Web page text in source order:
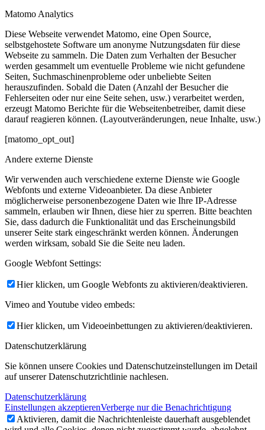
Matomo Analytics
Diese Webseite verwendet Matomo, eine Open Source,
selbstgehostete Software um anonyme Nutzungsdaten für diese
Webseite zu sammeln. Die Daten zum Verhalten der Besucher
werden gesammelt um eventuelle Probleme wie nicht gefundene
Seiten, Suchmaschinenprobleme oder unbeliebte Seiten
herauszufinden. Sobald die Daten (Anzahl der Besucher die
Fehlerseiten oder nur eine Seite sehen, usw.) verarbeitet werden,
erzeugt Matomo Berichte für die Webseitenbetreiber, damit diese
darauf reagieren können. (Layoutveränderungen, neue Inhalte, usw.)
[matomo_opt_out]
Andere externe Dienste
Wir verwenden auch verschiedene externe Dienste wie Google
Webfonts und externe Videoanbieter. Da diese Anbieter
möglicherweise personenbezogene Daten wie Ihre IP-Adresse
sammeln, erlauben wir Ihnen, diese hier zu sperren. Bitte beachten
Sie, dass dadurch die Funktionalität und das Erscheinungsbild
unserer Seite stark eingeschränkt werden können. Änderungen
werden wirksam, sobald Sie die Seite neu laden.
Google Webfont Settings:
Hier klicken, um Google Webfonts zu aktivieren/deaktivieren.
Vimeo and Youtube video embeds:
Hier klicken, um Videoeinbettungen zu aktivieren/deaktivieren.
Datenschutzerklärung
Sie können unsere Cookies und Datenschutzeinstellungen im Detail
auf unserer Datenschutzrichtlinie nachlesen.
Datenschutzerklärung
Einstellungen akzeptierenVerberge nur die Benachrichtigung
Aktivieren, damit die Nachrichtenleiste dauerhaft ausgeblendet